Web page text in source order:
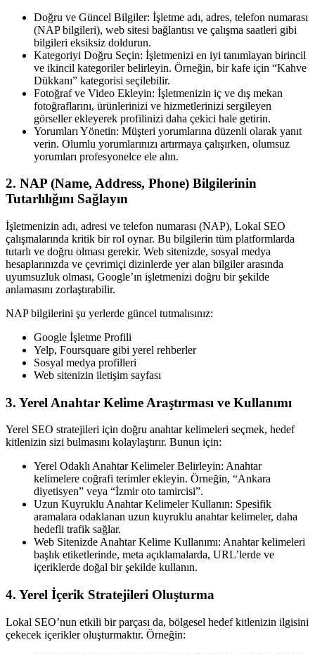
Doğru ve Güncel Bilgiler: İşletme adı, adres, telefon numarası
(NAP bilgileri), web sitesi bağlantısı ve çalışma saatleri gibi
bilgileri eksiksiz doldurun.
Kategoriyi Doğru Seçin: İşletmenizi en iyi tanımlayan birincil
ve ikincil kategoriler belirleyin. Örneğin, bir kafe için “Kahve
Dükkanı” kategorisi seçilebilir.
Fotoğraf ve Video Ekleyin: İşletmenizin iç ve dış mekan
fotoğraflarını, ürünlerinizi ve hizmetlerinizi sergileyen
görseller ekleyerek profilinizi daha çekici hale getirin.
Yorumları Yönetin: Müşteri yorumlarına düzenli olarak yanıt
verin. Olumlu yorumlarınızı artırmaya çalışırken, olumsuz
yorumları profesyonelce ele alın.
2. NAP (Name, Address, Phone) Bilgilerinin
Tutarlılığını Sağlayın
İşletmenizin adı, adresi ve telefon numarası (NAP), Lokal SEO
çalışmalarında kritik bir rol oynar. Bu bilgilerin tüm platformlarda
tutarlı ve doğru olması gerekir. Web sitenizde, sosyal medya
hesaplarınızda ve çevrimiçi dizinlerde yer alan bilgiler arasında
uyumsuzluk olması, Google’ın işletmenizi doğru bir şekilde
anlamasını zorlaştırabilir.
NAP bilgilerini şu yerlerde güncel tutmalısınız:
Google İşletme Profili
Yelp, Foursquare gibi yerel rehberler
Sosyal medya profilleri
Web sitenizin iletişim sayfası
3. Yerel Anahtar Kelime Araştırması ve Kullanımı
Yerel SEO stratejileri için doğru anahtar kelimeleri seçmek, hedef
kitlenizin sizi bulmasını kolaylaştırır. Bunun için:
Yerel Odaklı Anahtar Kelimeler Belirleyin: Anahtar
kelimelere coğrafi terimler ekleyin. Örneğin, “Ankara
diyetisyen” veya “İzmir oto tamircisi”.
Uzun Kuyruklu Anahtar Kelimeler Kullanın: Spesifik
aramalara odaklanan uzun kuyruklu anahtar kelimeler, daha
hedefli trafik sağlar.
Web Sitenizde Anahtar Kelime Kullanımı: Anahtar kelimeleri
başlık etiketlerinde, meta açıklamalarda, URL’lerde ve
içeriklerde doğal bir şekilde kullanın.
4. Yerel İçerik Stratejileri Oluşturma
Lokal SEO’nun etkili bir parçası da, bölgesel hedef kitlenizin ilgisini
çekecek içerikler oluşturmaktır. Örneğin: